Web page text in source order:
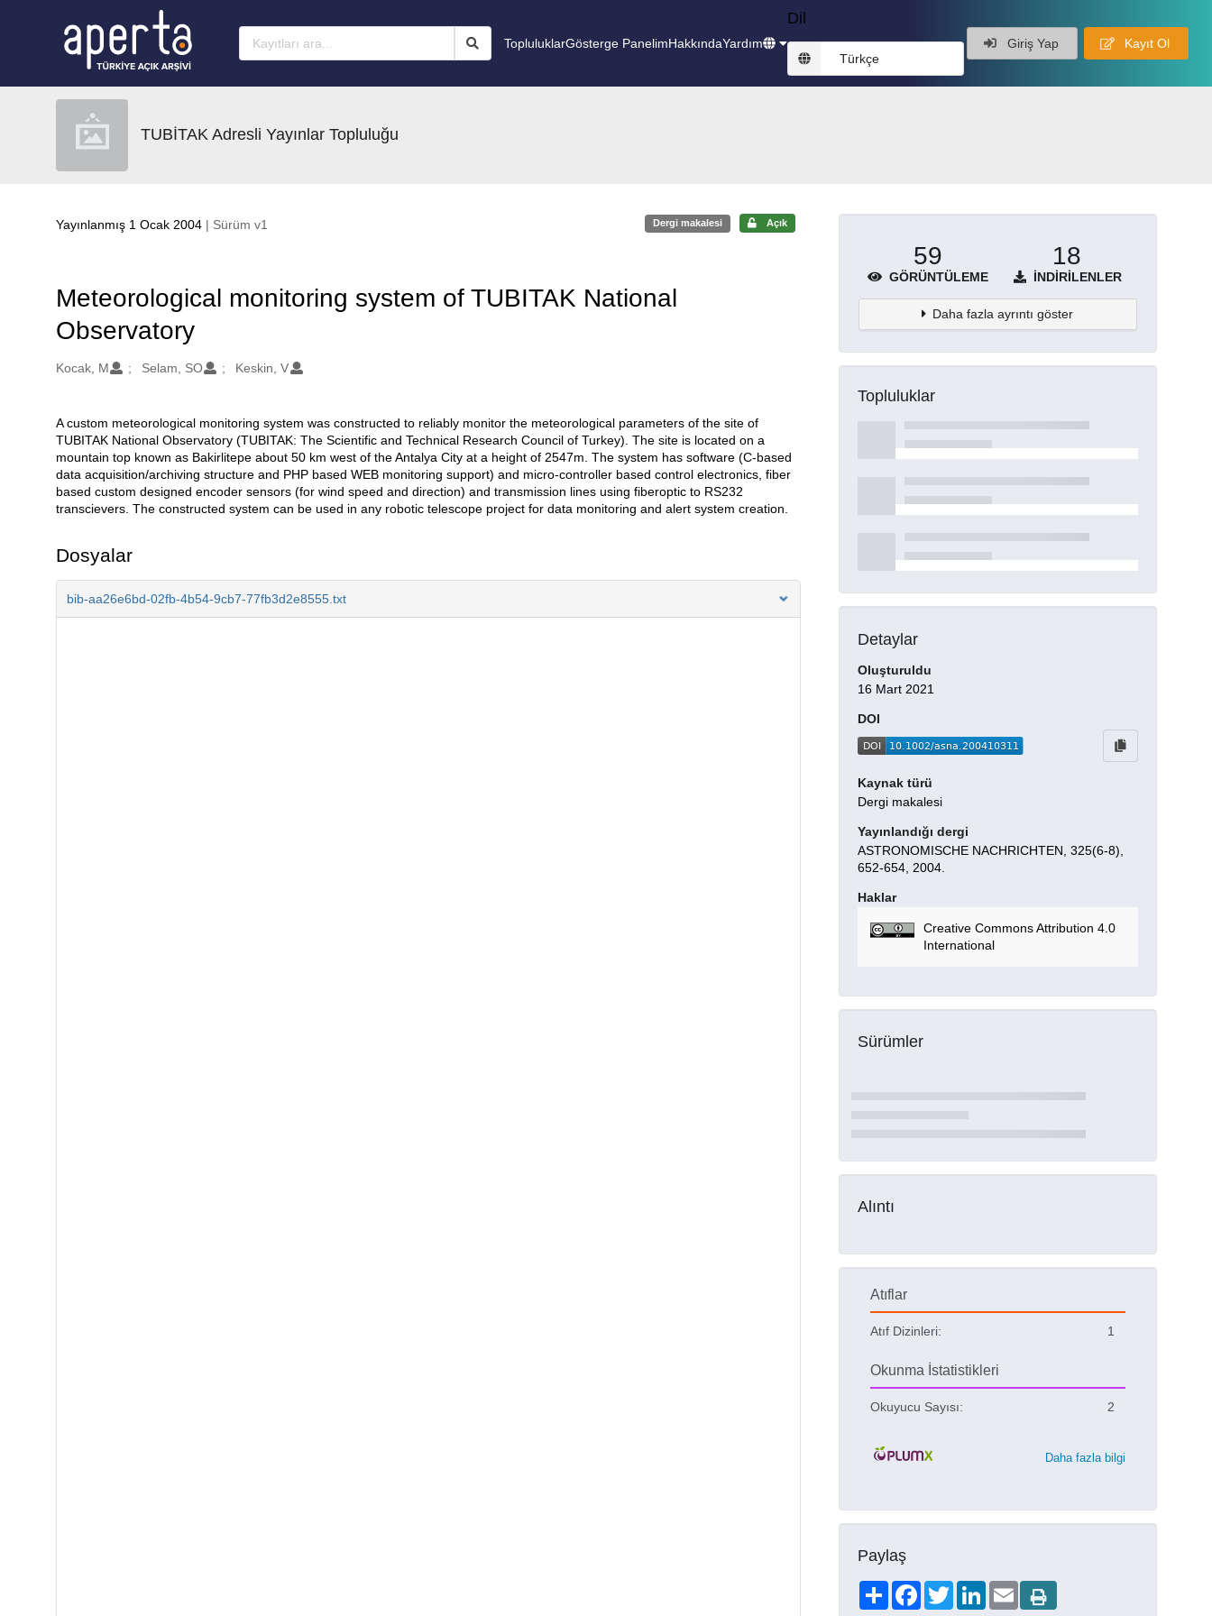
TopluluklarGösterge PanelimHakkındaYardım
Dil
Türkçe
Giriş Yap Kayıt Ol
TUBİTAK Adresli Yayınlar Topluluğu
Yayınlanmış 1 Ocak 2004 | Sürüm v1 Dergi makalesi Açık
Meteorological monitoring system of TUBITAK National
Observatory
Oluşturanlar
Kocak, M Selam, SO Keskin, V
Açıklama
A custom meteorological monitoring system was constructed to reliably monitor the meteorological parameters of the site of
TUBITAK National Observatory (TUBITAK: The Scientific and Technical Research Council of Turkey). The site is located on a
mountain top known as Bakirlitepe about 50 km west of the Antalya City at a height of 2547m. The system has software (C-based
data acquisition/archiving structure and PHP based WEB monitoring support) and micro-controller based control electronics, fiber
based custom designed encoder sensors (for wind speed and direction) and transmission lines using fiberoptic to RS232
transcievers. The constructed system can be used in any robotic telescope project for data monitoring and alert system creation.
Dosyalar
bib-aa26e6bd-02fb-4b54-9cb7-77fb3d2e8555.txt
59
GÖRÜNTÜLEME
18
İNDIRILENLER
Daha fazla ayrıntı göster
Topluluklar
Detaylar
Oluşturuldu
16 Mart 2021
DOI
Kaynak türü
Dergi makalesi
Yayınlandığı dergi
ASTRONOMISCHE NACHRICHTEN, 325(6-8),
652-654, 2004.
Haklar
Creative Commons Attribution 4.0
International
Sürümler
Alıntı
Atıflar
Atıf Dizinleri: 1
Okunma İstatistikleri
Okuyucu Sayısı: 2
Daha fazla bilgi
Paylaş
ShareFacebookTwitterLinkedIn
Email